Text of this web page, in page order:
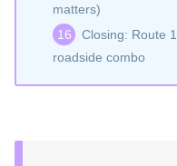
matters)
Closing: Route
roadside combo